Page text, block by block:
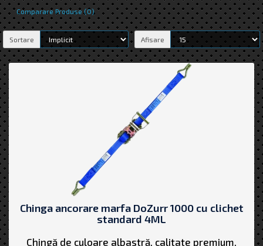
Comparare Produse (0)
Sortare Afisare
Chinga ancorare marfa DoZurr 1000 cu clichet
standard 4ML
Chingă de culoare albastră, calitate premium,